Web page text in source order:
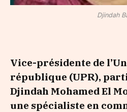
Djindah
Vice-présidente de
république (UPR),
Djindah Mohamed El
une spécialiste en